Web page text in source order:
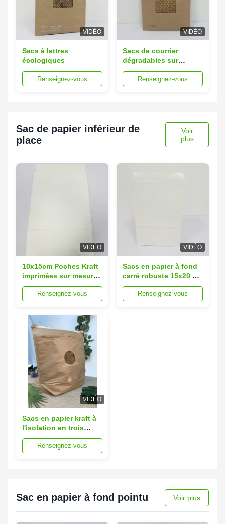
VIDÉO
Sacs à lettres
écologiques
Renseignez-vous
VIDÉO
Sacs de courrier
dégradables sur
mesure 25x35 cm
Floral / Geométrique
Renseignez-vous
Sac de papier inférieur de
place
Voir
plus
VIDÉO
10x15cm Poches Kraft
imprimées sur mesure
Enveloppes de
livraison en papier
Renseignez-vous
VIDÉO
Sacs en papier à fond
carré robuste 15x20 cm
Enveloppes en papier
recycléRenseignez-vous
VIDÉO
Sacs en papier kraft à
l'isolation en trois
dimensions
Renseignez-vous
Sac en papier à fond pointu Voir plus